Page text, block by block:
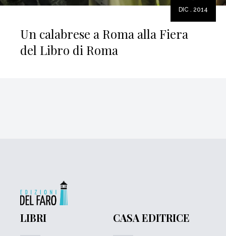
DIC . 2014
Un calabrese a Roma alla Fiera
del Libro di Roma
LIBRI CASA EDITRICE